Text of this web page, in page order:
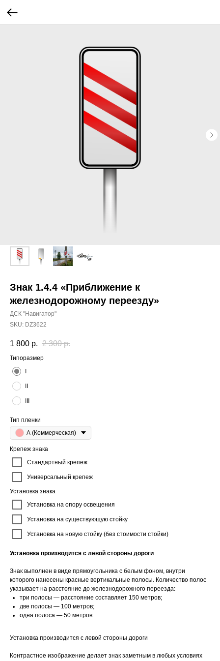
Знак 1.4.4 «Приближение к
железнодорожному переезду»
ДСК "Навигатор"
SKU: DZ3622
1 800 р. 2 300 р.
Типоразмер
Тип пленки
А (Коммерческая)
Крепеж знака
Стандартный крепеж
Универсальный крепеж
Установка знака
Установка на опору освещения
Установка на существующую стойку
Установка на новую стойку (без стоимости стойки)
Установка производится с левой стороны дороги
Знак выполнен в виде прямоугольника с белым фоном, внутри
которого нанесены красные вертикальные полосы. Количество полос
указывает на расстояние до железнодорожного переезда:
три полосы — расстояние составляет 150 метров;
две полосы — 100 метров;
одна полоса — 50 метров.
Установка производится с левой стороны дороги
Контрастное изображение делает знак заметным в любых условиях